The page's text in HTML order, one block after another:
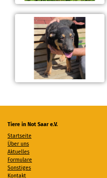
Tiere in Not Saar e.V.
Startseite
Über uns
Aktuelles
Formulare
Sonstiges
Kontakt